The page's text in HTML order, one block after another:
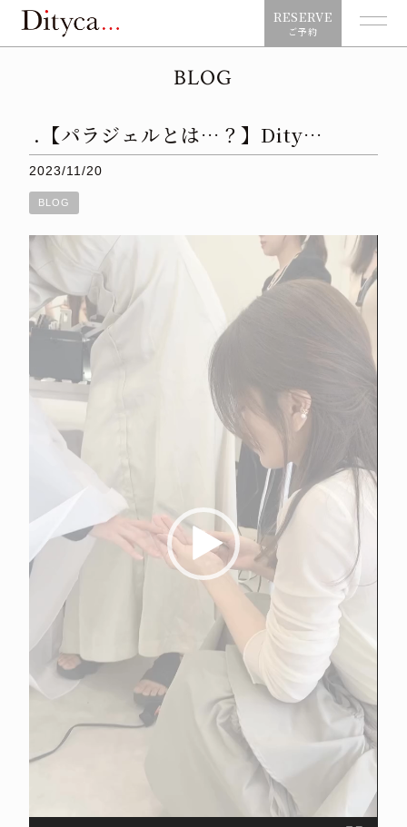
RESERVE
ご予約
BLOG
.【パラジェルとは…？】Dity…
2023/11/20
BLOG
動
画
プ
レ
ー
ー